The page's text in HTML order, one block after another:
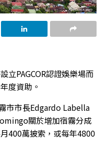
立PAGCOR認證娛樂場而
度資助。
市市長Edgardo Labella
關於增加宿霧分成
400萬披索，或每年4800